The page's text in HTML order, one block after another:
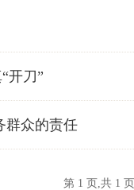
开刀”
群众的责任
第 1 页,共 1 页